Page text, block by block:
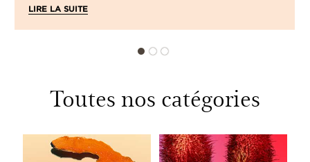
LIRE LA SUITE
Toutes nos catégories